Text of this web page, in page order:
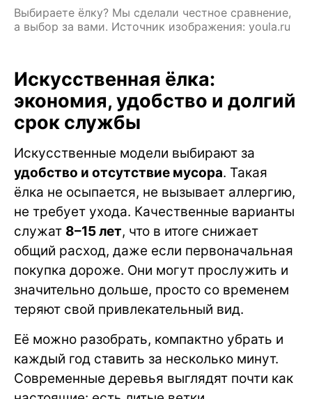
Выбираете ёлку? Мы сделали честное сравнение,
а выбор за вами. Источник изображения: youla.ru
Искусственная ёлка:
экономия, удобство и долгий
срок службы
Искусственные модели выбирают за
удобство и отсутствие мусора. Такая
ёлка не осыпается, не вызывает аллергию,
не требует ухода. Качественные варианты
служат 8–15 лет, что в итоге снижает
общий расход, даже если первоначальная
покупка дороже. Они могут прослужить и
значительно дольше, просто со временем
теряют свой привлекательный вид.
Её можно разобрать, компактно убрать и
каждый год ставить за несколько минут.
Современные деревья выглядят почти как